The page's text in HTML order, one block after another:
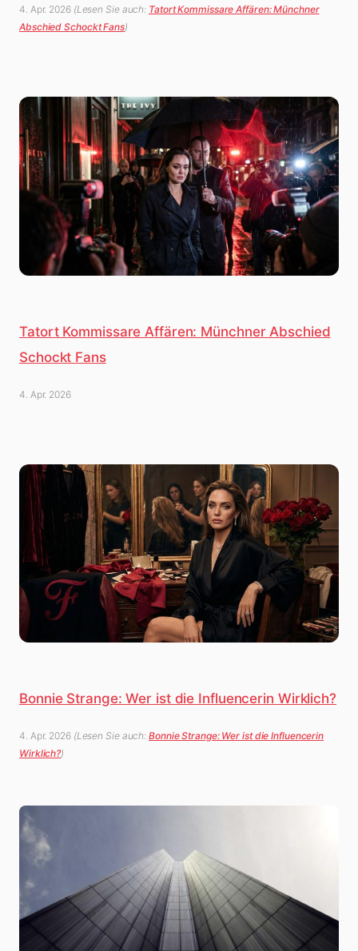
4. Apr. 2026 (Lesen Sie auch: Tatort Kommissare Affären: Münchner
Abschied Schockt Fans)
Tatort Kommissare Affären: Münchner Abschied
Schockt Fans
4. Apr. 2026
Bonnie Strange: Wer ist die Influencerin Wirklich?
4. Apr. 2026 (Lesen Sie auch:Bonnie Strange: Wer ist die Influencerin
Wirklich?)